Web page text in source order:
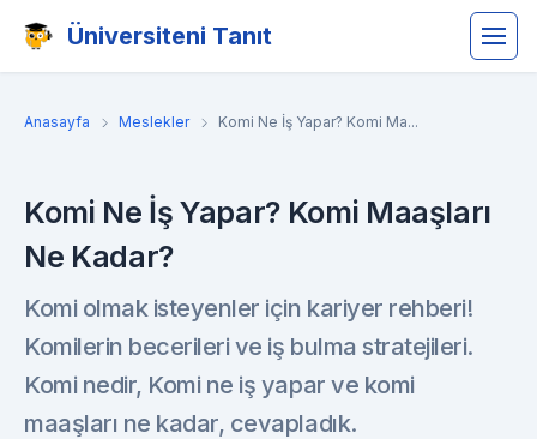
Üniversiteni Tanıt
Anasayfa Meslekler Komi Ne İş Yapar? Komi Ma...
Komi Ne İş Yapar? Komi Maaşları
Ne Kadar?
Komi olmak isteyenler için kariyer rehberi!
Komilerin becerileri ve iş bulma stratejileri.
Komi nedir, Komi ne iş yapar ve komi
maaşları ne kadar, cevapladık.